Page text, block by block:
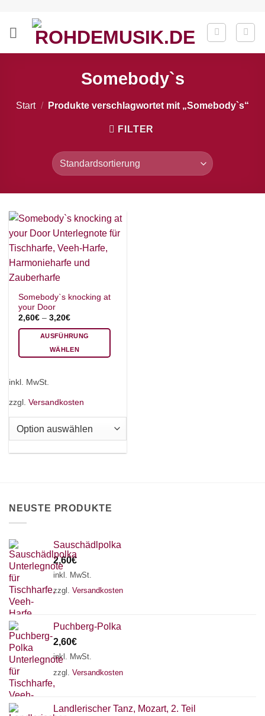
springen
Somebody`s
Start / Produkte verschlagwortet mit „Somebody`s“
FILTER
Somebody`s knocking at
your Door
2,60€ –3,20€
AUSFÜHRUNG
WÄHLEN
mehrere
auf.
gewählt
werden
inkl. MwSt.
zzgl. Versandkosten
NEUSTE PRODUKTE
Sauschädlpolka
2,60€
inkl. MwSt.
zzgl. Versandkosten
Puchberg-Polka
2,60€
inkl. MwSt.
zzgl. Versandkosten
Landlerischer Tanz, Mozart, 2. Teil
Chat Support